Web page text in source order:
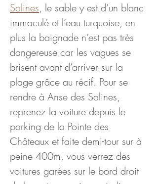
Salines, le sable y est d’un blanc
immaculé et l’eau turquoise, en
plus la baignade n’est pas très
dangereuse car les vagues se
brisent avant d’arriver sur la
plage grâce au récif. Pour se
rendre à Anse des Salines,
reprenez la voiture depuis le
parking de la Pointe des
Châteaux et faite demi-tour sur à
peine 400m, vous verrez des
voitures garées sur le bord droit